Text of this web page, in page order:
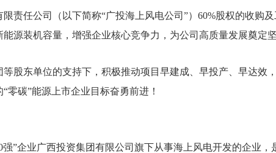
责任公司（以下简称“广投海上风电公司”）60%股权的收购
源装机容量，增强企业核心竞争力，为公司高质量发展奠定
股东单位的支持下，积极推动项目早建成、早投产、早达效
碳”能源上市企业目标奋勇前进！
”企业广西投资集团有限公司旗下从事海上风电开发的企业